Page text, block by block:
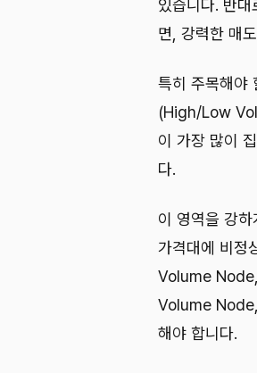
있습니다. 반
면, 강력한 매
특히 주목해야
(High/Low
이 가장 많이
다.
이 영역을 강
가격대에 비정
Volume Node,
Volume Node,
해야 합니다.